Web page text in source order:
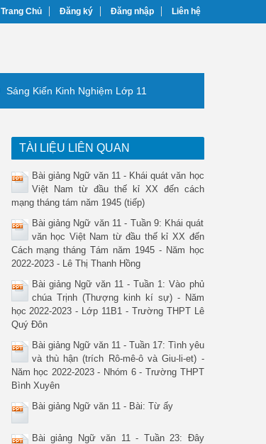
Trang Chủ Đăng ký Đăng nhập Liên hệ
Sáng Kiến Kinh Nghiệm Lớp 11
TÀI LIỆU LIÊN QUAN
Bài giảng Ngữ văn 11 - Khái quát văn học
Việt Nam từ đầu thế kỉ XX đến cách
mạng tháng tám năm 1945 (tiếp)
Bài giảng Ngữ văn 11 - Tuần 9: Khái quát
văn học Việt Nam từ đầu thế kỉ XX đến
Cách mạng tháng Tám năm 1945 - Năm học
2022-2023 - Lê Thị Thanh Hồng
Bài giảng Ngữ văn 11 - Tuần 1: Vào phủ
chúa Trịnh (Thượng kinh kí sự) - Năm
học 2022-2023 - Lớp 11B1 - Trường THPT Lê
Quý Đôn
Bài giảng Ngữ văn 11 - Tuần 17: Tình yêu
và thù hận (trích Rô-mê-ô và Giu-li-et) -
Năm học 2022-2023 - Nhóm 6 - Trường THPT
Bình Xuyên
Bài giảng Ngữ văn 11 - Bài: Từ ấy
Bài giảng Ngữ văn 11 - Tuần 23: Đây